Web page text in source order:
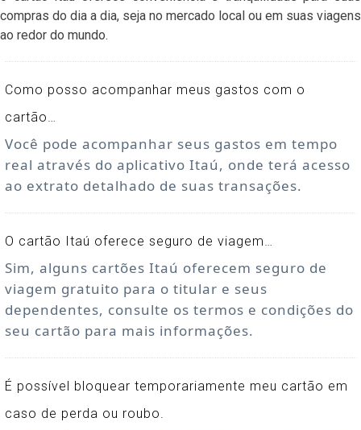
compras do dia a dia, seja no mercado local ou em suas viagens
ao redor do mundo.
Como posso acompanhar meus gastos com o
cartão…
Você pode acompanhar seus gastos em tempo
real através do aplicativo Itaú, onde terá acesso
ao extrato detalhado de suas transações.
O cartão Itaú oferece seguro de viagem…
Sim, alguns cartões Itaú oferecem seguro de
viagem gratuito para o titular e seus
dependentes, consulte os termos e condições do
seu cartão para mais informações.
É possível bloquear temporariamente meu cartão em
caso de perda ou roubo.